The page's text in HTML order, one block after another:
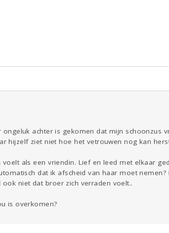
Beauty
achter is gekomen dat mijn schoonzus
hijzelf ziet niet hoe het vetrouwen nog kan
als een vriendin. Lief en leed met elkaar
dat ik afscheid van haar moet
niet dat broer zich verraden voelt..
is overkomen?